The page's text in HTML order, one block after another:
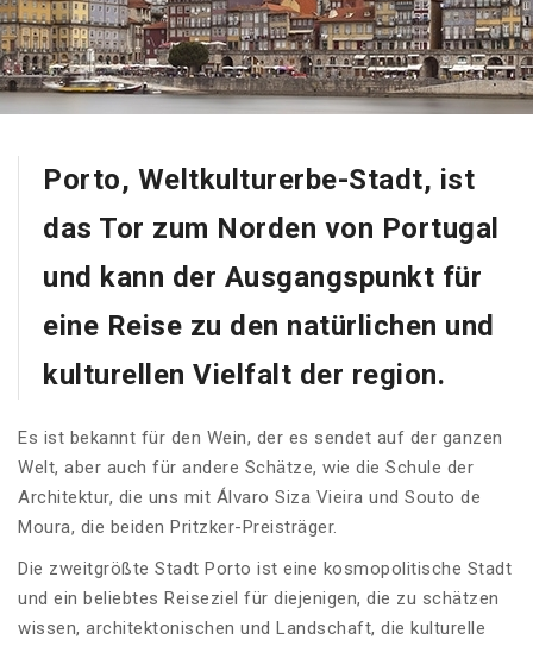
Porto, Weltkulturerbe-Stadt, ist
das Tor zum Norden von Portugal
und kann der Ausgangspunkt für
eine Reise zu den natürlichen und
kulturellen Vielfalt der region.
Es ist bekannt für den Wein, der es sendet auf der ganzen
Welt, aber auch für andere Schätze, wie die Schule der
Architektur, die uns mit Álvaro Siza Vieira und Souto de
Moura, die beiden Pritzker-Preisträger.
Die zweitgrößte Stadt Porto ist eine kosmopolitische Stadt
und ein beliebtes Reiseziel für diejenigen, die zu schätzen
wissen, architektonischen und Landschaft, die kulturelle